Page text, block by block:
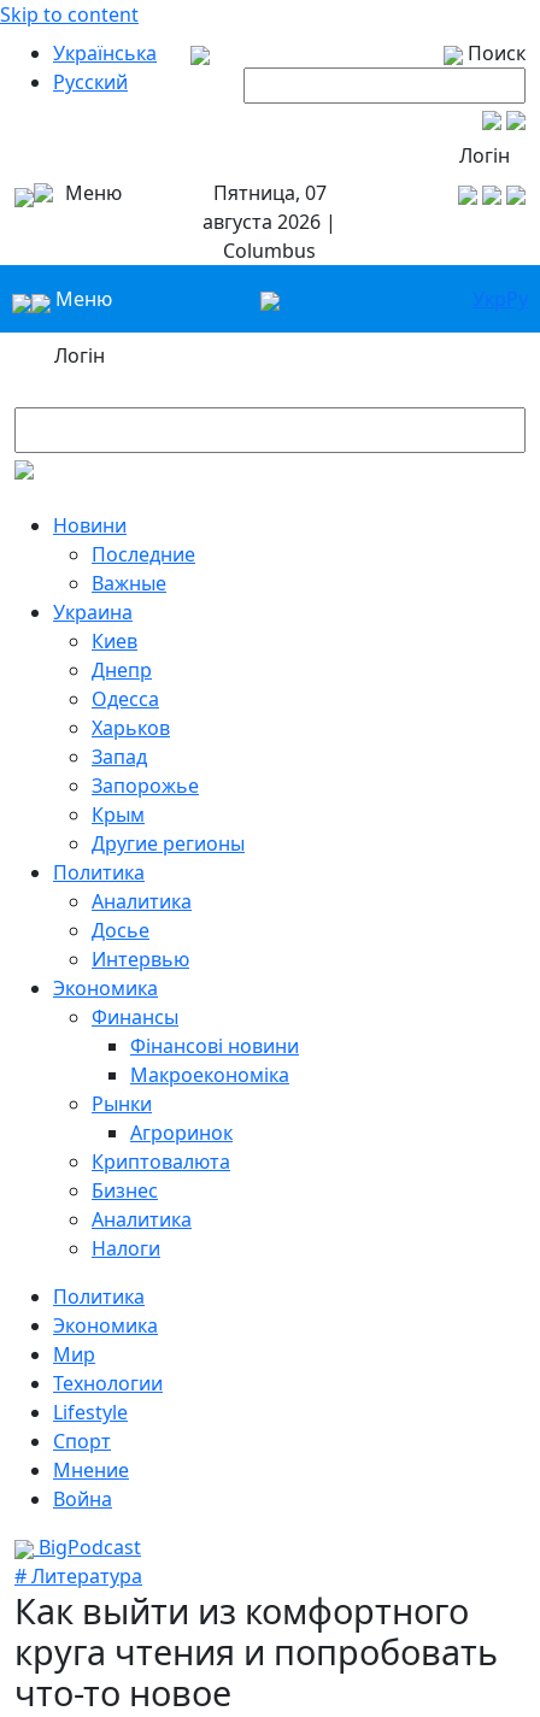
Skip to content
Українська
Русский
Поиск
Логін
Меню
Пятница, 07
августа 2026 |
Columbus
Меню
УкрРу
Логін
Новини
Последние
Важные
Украина
Киев
Днепр
Одесса
Харьков
Запад
Запорожье
Крым
Другие регионы
Политика
Аналитика
Досье
Интервью
Экономика
Финансы
Фінансові новини
Макроекономіка
Рынки
Агроринок
Криптовалюта
Бизнес
Аналитика
Налоги
Политика
Экономика
Мир
Технологии
Lifestyle
Спорт
Мнение
Война
BigPodcast
# Литература
Как выйти из комфортного
круга чтения и попробовать
что-то новое